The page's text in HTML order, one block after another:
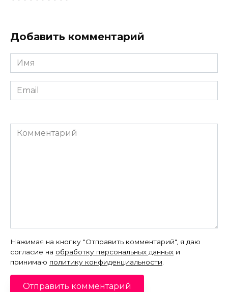
Добавить комментарий
Имя
*
Email
*
Комментарий
Нажимая на кнопку "Отправить комментарий", я даю
согласие на обработку персональных данных и
принимаю политику конфиденциальности